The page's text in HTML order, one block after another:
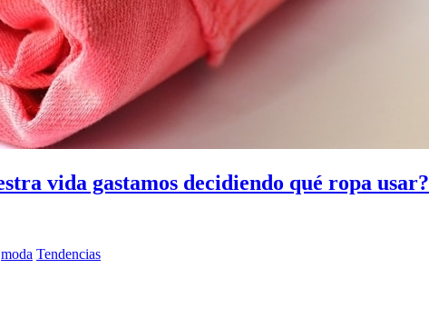
vida gastamos decidiendo qué ropa usar?
moda Tendencias